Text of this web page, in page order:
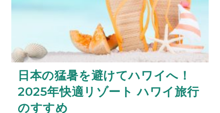
日本の猛暑を避けてハワイへ！
2025年快適リゾート ハワイ旅行
のすすめ